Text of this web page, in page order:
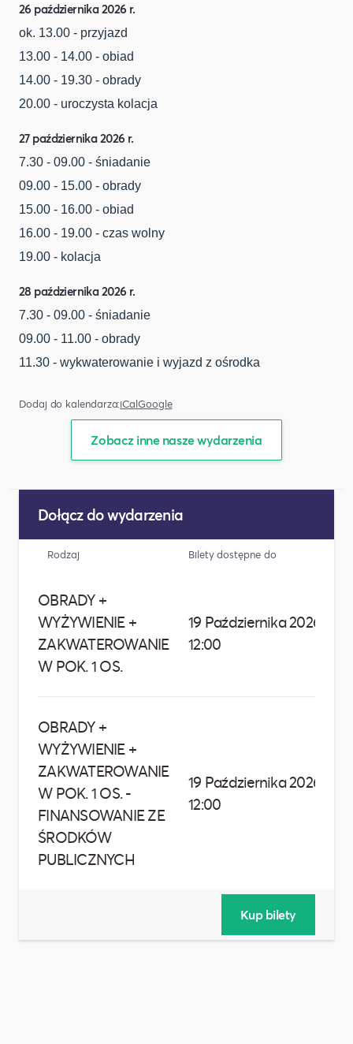
26 października 2026 r.
ok. 13.00 - przyjazd
13.00 - 14.00 - obiad
14.00 - 19.30 - obrady
20.00 - uroczysta kolacja
27 października 2026 r.
7.30 - 09.00 - śniadanie
09.00 - 15.00 - obrady
15.00 - 16.00 - obiad
16.00 - 19.00 - czas wolny
19.00 - kolacja
28 października 2026 r.
7.30 - 09.00 - śniadanie
09.00 - 11.00 - obrady
11.30 - wykwaterowanie i wyjazd z ośrodka
Dodaj do kalendarza:iCalGoogle
Zobacz inne nasze wydarzenia
Dołącz do wydarzenia
Rodzaj Bilety dostępne do
OBRADY +
WYŻYWIENIE +
ZAKWATEROWANIE
W POK. 1 OS.
19 Października 2026,
12:00
OBRADY +
WYŻYWIENIE +
ZAKWATEROWANIE
W POK. 1 OS. -
FINANSOWANIE ZE
ŚRODKÓW
PUBLICZNYCH
19 Października 2026,
12:00